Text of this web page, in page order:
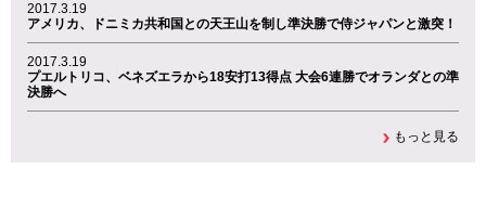
2017.3.19
アメリカ、ドニミカ共和国との天王山を制し準決勝で侍ジャパンと激突！
2017.3.19
プエルトリコ、ベネズエラから18安打13得点 大会6連勝でオランダとの準
決勝へ
もっと見る